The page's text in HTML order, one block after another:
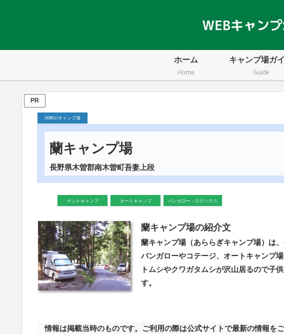
ホーム
Home
キャンプ場ガ
Guide
PR
河畔のキャンプ場
蘭キャンプ場
長野県木曽郡南木曽町吾妻上段
テントキャンプ オートキャンプ バンガロー・ログハウス
蘭キャンプ場の紹介文
蘭キャンプ場（あららぎキャンプ場）は
バンガローやコテージ、オートキャンプ
トムシやクワガタムシが沢山居るので子
す。
情報は掲載当時のものです。ご利用の際は公式サイトで最新の情報をご